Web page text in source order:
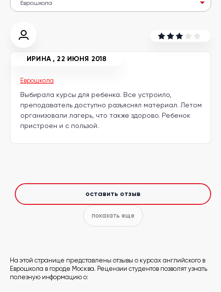
Ищу курс:
английского
город:
Москва
другой
кабинет
школы
Еврошкола
ИРИНА , 22 ИЮНЯ 2018
Выбирала курсы для ребенка. Все устроило,
преподаватель доступно разъяснял материал. Летом
организовали лагерь, что также здорово. Ребенок
пристроен и с пользой.
показать еще
оставить отзыв
На этой странице представлены отзывы о курсах английского в
Еврошкола в городе Москва. Рецензии студентов позволят узнать
полезную информацию о: